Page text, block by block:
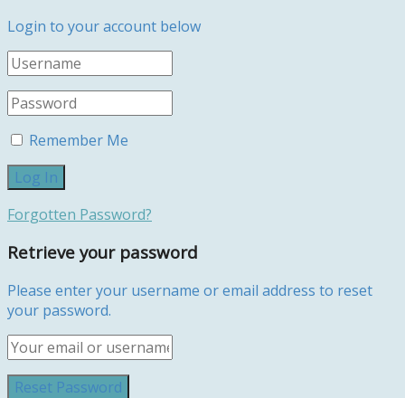
Login to your account below
Remember Me
Forgotten Password?
Retrieve your password
Please enter your username or email address to reset
your password.